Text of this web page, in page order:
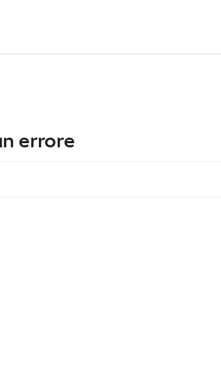
errore